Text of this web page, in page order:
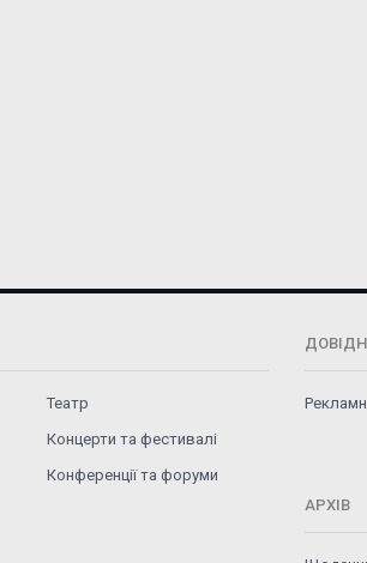
Театр
Концерти та фестивалі
Конференції та форуми
АРХІВ